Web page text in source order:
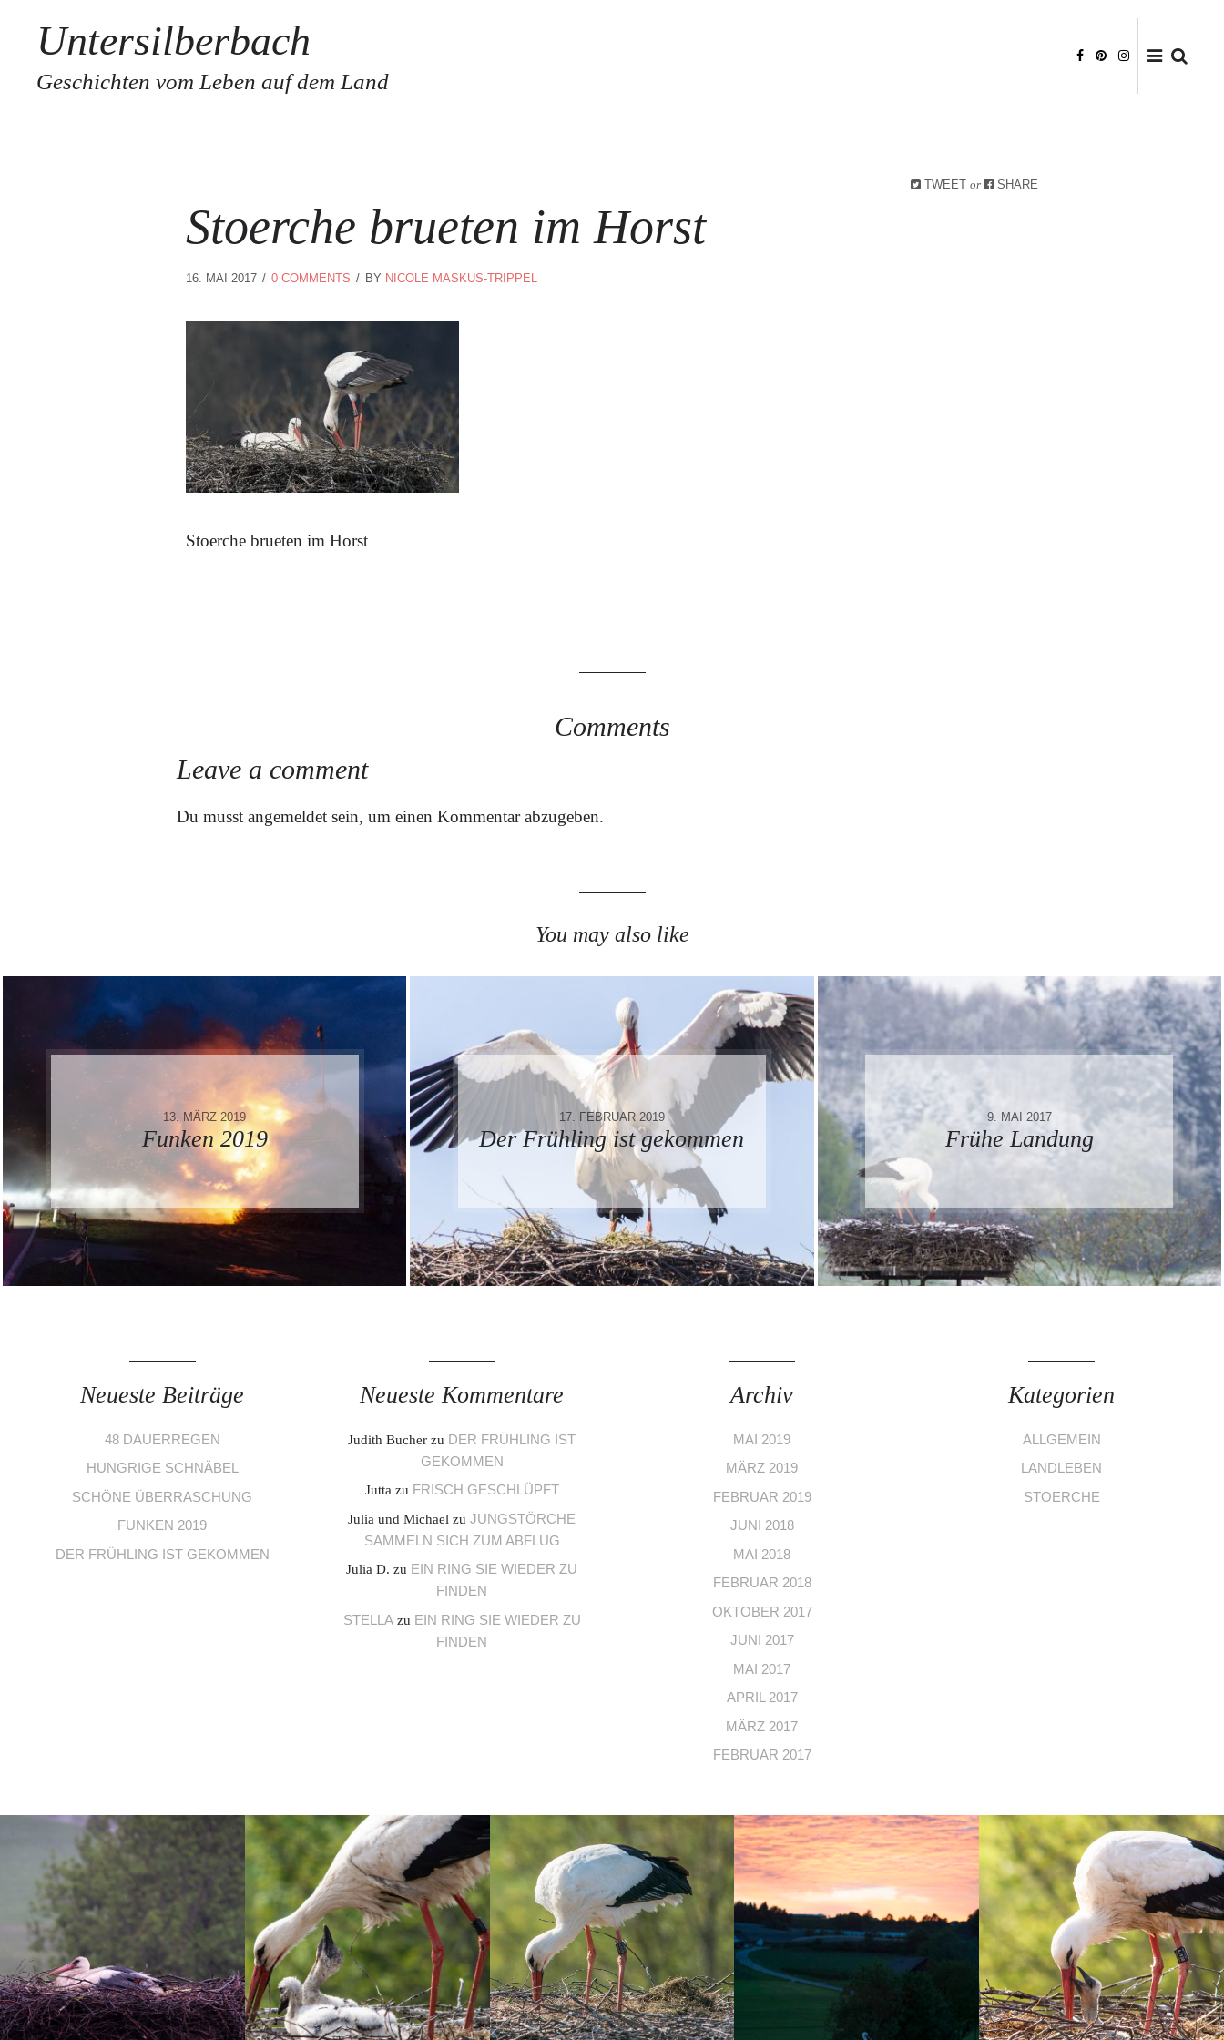
Untersilberbach
Geschichten vom Leben auf dem Land
TWEET or SHARE
Stoerche brueten im Horst
16. MAI 2017 0 COMMENTS BY NICOLE MASKUS-TRIPPEL
Stoerche brueten im Horst
Comments
Leave a comment
Du musst angemeldet sein, um einen Kommentar abzugeben.
You may also like
13. MÄRZ 2019
Funken 2019
17. FEBRUAR 2019
Der Frühling ist gekommen
9. MAI 2017
Frühe Landung
Neueste Beiträge
48 DAUERREGEN
HUNGRIGE SCHNÄBEL
SCHÖNE ÜBERRASCHUNG
FUNKEN 2019
DER FRÜHLING IST GEKOMMEN
Neueste Kommentare
Judith Bucher zu DER FRÜHLING IST
GEKOMMEN
Juttazu FRISCH GESCHLÜPFT
Julia und Michael zuJUNGSTÖRCHE
SAMMELN SICH ZUM ABFLUG
Julia D. zu EIN RING SIE WIEDER ZU
FINDEN
STELLAzu EIN RING SIE WIEDER ZU
FINDEN
Archiv
MAI 2019
MÄRZ 2019
FEBRUAR 2019
JUNI 2018
MAI 2018
FEBRUAR 2018
OKTOBER 2017
JUNI 2017
MAI 2017
APRIL 2017
MÄRZ 2017
FEBRUAR 2017
Kategorien
ALLGEMEIN
LANDLEBEN
STOERCHE